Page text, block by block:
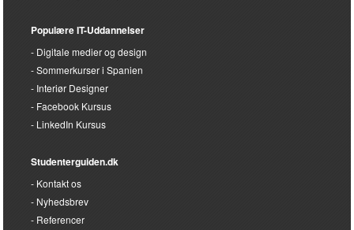
Populære IT-Uddannelser
Digitale medier og design
Sommerkurser i Spanien
Interiør Designer
Facebook Kursus
LinkedIn Kursus
Studenterguiden.dk
Kontakt os
Nyhedsbrev
Referencer